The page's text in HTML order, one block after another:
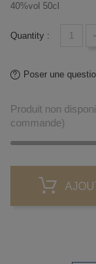
40%vol 50cl
Quantity :
Poser une
Produit non
commande)